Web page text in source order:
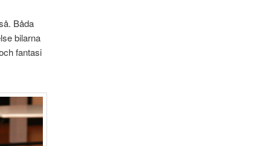
Båda
bilarna
fantasi